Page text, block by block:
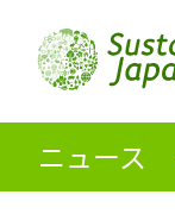
ニュース